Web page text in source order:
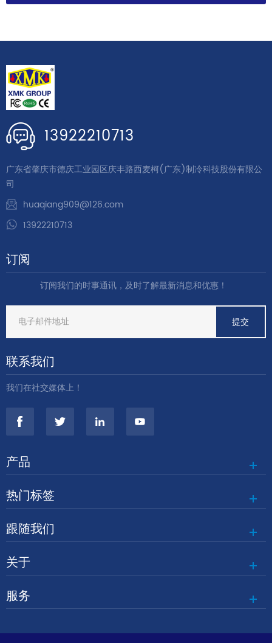
13922210713
广东省肇庆市德庆工业园区庆丰路西麦柯(广东)制冷科技股份有限公
司
huaqiang909@126.com
13922210713
订阅
订阅我们的时事通讯，及时了解最新消息和优惠！
联系我们
我们在社交媒体上！
产品
热门标签
跟随我们
关于
服务